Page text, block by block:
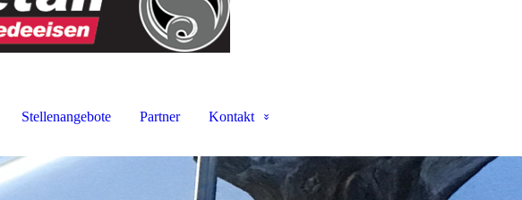
Stellenangebote Partner Kontakt